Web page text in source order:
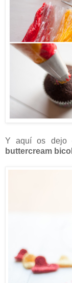
Y aquí os dejo
buttercream